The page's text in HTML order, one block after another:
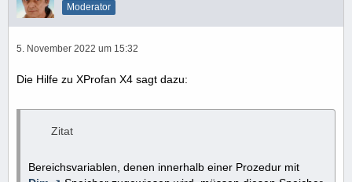
Moderator
5. November 2022 um 15:32
Die Hilfe zu XProfan X4 sagt dazu:
Zitat
Bereichsvariablen, denen innerhalb einer Prozedur mit